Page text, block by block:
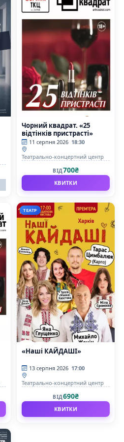
Чорний квадрат. «25
відтінків пристрасті»
11 серпня 2026 18:30
Театрально-концертний центр
ВІД700₴
КВИТКИ
ТЕАТР
«Наші КАЙДАШІ»
13 серпня 2026 17:00
Театрально-концертний центр
ВІД690₴
КВИТКИ